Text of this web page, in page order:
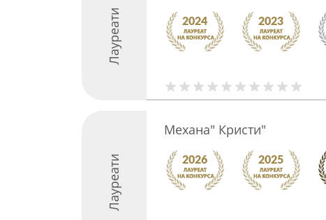
Лауреати
Лауреати
Механа" Кристи"